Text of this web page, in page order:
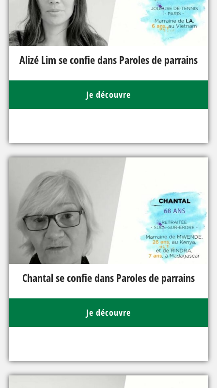
Alizé Lim se confie dans Paroles de parrains
Je découvre
Chantal se confie dans Paroles de parrains
Je découvre